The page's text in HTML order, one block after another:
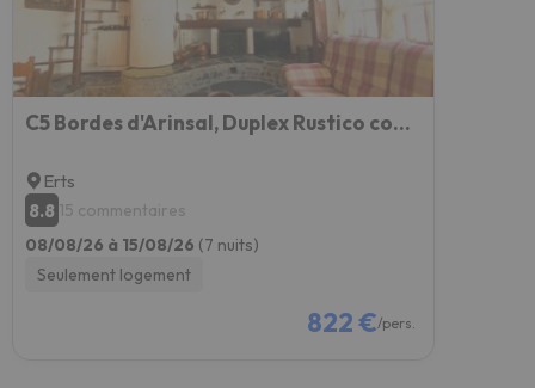
C5 Bordes d'Arinsal, Duplex Rustico con chimenea, Arinsal, zona vallnord
Erts
8.8 15 commentaires
08/08/26 à 15/08/26 (7 nuits)
Seulement logement
822 €/pers.